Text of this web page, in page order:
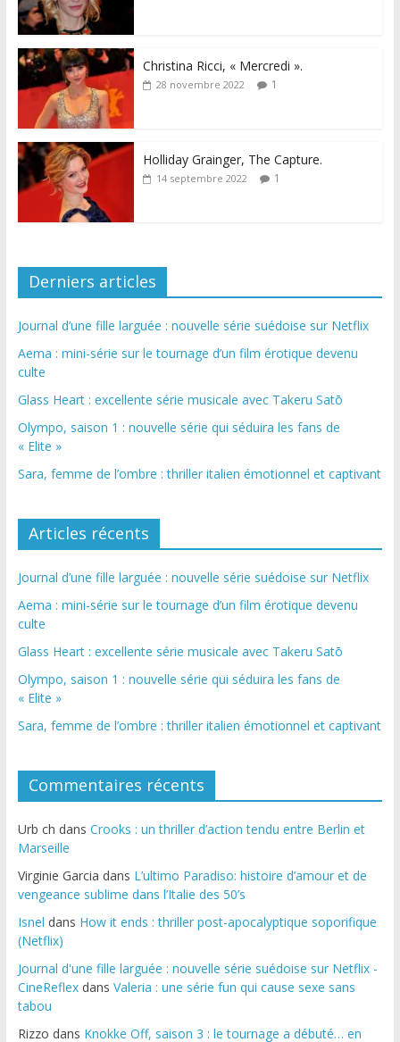
Christina Ricci, « Mercredi ».
28 novembre 2022 1
Holliday Grainger, The Capture.
14 septembre 2022 1
Derniers articles
Journal d’une fille larguée : nouvelle série suédoise sur Netflix
Aema : mini-série sur le tournage d’un film érotique devenu
culte
Glass Heart : excellente série musicale avec Takeru Satō
Olympo, saison 1 : nouvelle série qui séduira les fans de
« Elite »
Sara, femme de l’ombre : thriller italien émotionnel et captivant
Articles récents
Journal d’une fille larguée : nouvelle série suédoise sur Netflix
Aema : mini-série sur le tournage d’un film érotique devenu
culte
Glass Heart : excellente série musicale avec Takeru Satō
Olympo, saison 1 : nouvelle série qui séduira les fans de
« Elite »
Sara, femme de l’ombre : thriller italien émotionnel et captivant
Commentaires récents
Urb ch dans Crooks : un thriller d’action tendu entre Berlin et
Marseille
Virginie Garcia dans L’ultimo Paradiso: histoire d’amour et de
vengeance sublime dans l’Italie des 50’s
Isnel dans How it ends : thriller post-apocalyptique soporifique
(Netflix)
Journal d'une fille larguée : nouvelle série suédoise sur Netflix -
CineReflexdans Valeria : une série fun qui cause sexe sans
tabou
Rizzo dans Knokke Off, saison 3 : le tournage a débuté… en